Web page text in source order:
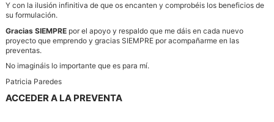
Y con la ilusión infinitiva de que os encanten y comprobéis los beneficios de
su formulación.
Gracias SIEMPRE por el apoyo y respaldo que me dáis en cada nuevo
proyecto que emprendo y gracias SIEMPRE por acompañarme en las
preventas.
No imagináis lo importante que es para mí.
Patricia Paredes
ACCEDER A LA PREVENTA